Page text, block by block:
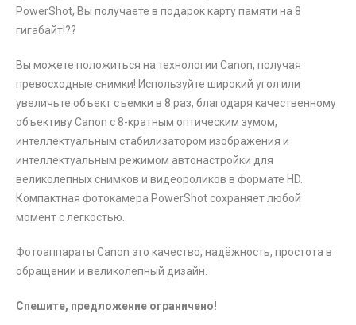
PowerShot, Вы получаете в подарок карту памяти на 8
гигабайт!??
Вы можете положиться на технологии Canon, получая
превосходные снимки! Используйте широкий угол или
увеличьте объект съемки в 8 раз, благодаря качественному
объективу Canon с 8-кратным оптическим зумом,
интеллектуальным стабилизатором изображения и
интеллектуальным режимом автонастройки для
великолепных снимков и видеороликов в формате HD.
Компактная фотокамера PowerShot сохраняет любой
момент с легкостью.
Фотоаппараты Canon это качество, надёжность, простота в
обращении и великолепный дизайн.
Спешите, предложение ограничено!